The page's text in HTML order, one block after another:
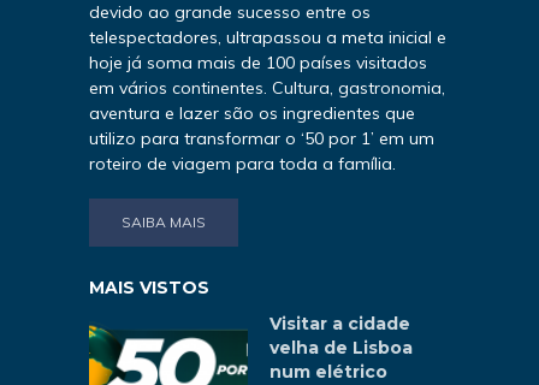
devido ao grande sucesso entre os
telespectadores, ultrapassou a meta inicial e
hoje já soma mais de 100 países visitados
em vários continentes. Cultura, gastronomia,
aventura e lazer são os ingredientes que
utilizo para transformar o ‘50 por 1’ em um
roteiro de viagem para toda a família.
SAIBA MAIS
MAIS VISTOS
Visitar a cidade
velha de Lisboa
num elétrico